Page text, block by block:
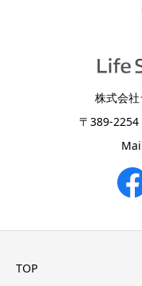
株式会
〒389-
TOP